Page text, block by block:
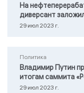
На
диверсант
29 июл 2023 г.
Политика
Владимир Путин
итогам саммита
29 июл 2023 г.